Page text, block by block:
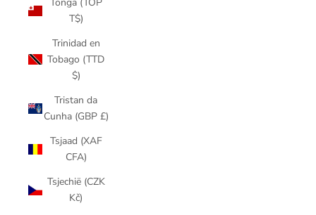
T$)
Trinidad en
Tobago (TTD
$)
Tristan da
Cunha (GBP £)
Tsjaad (XAF
CFA)
Tsjechië (CZK
Kč)